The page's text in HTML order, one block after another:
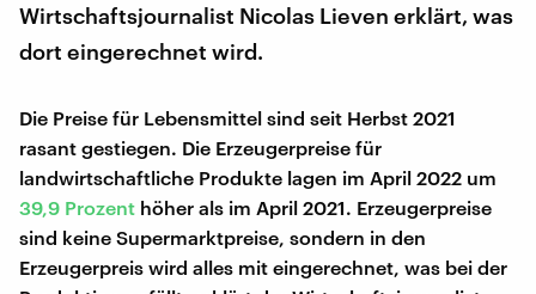
Wirtschaftsjournalist Nicolas Lieven erklärt, was
dort eingerechnet wird.
Die Preise für Lebensmittel sind seit Herbst 2021
rasant gestiegen. Die Erzeugerpreise für
landwirtschaftliche Produkte lagen im April 2022 um
39,9 Prozent höher als im April 2021. Erzeugerpreise
sind keine Supermarktpreise, sondern in den
Erzeugerpreis wird alles mit eingerechnet, was bei der